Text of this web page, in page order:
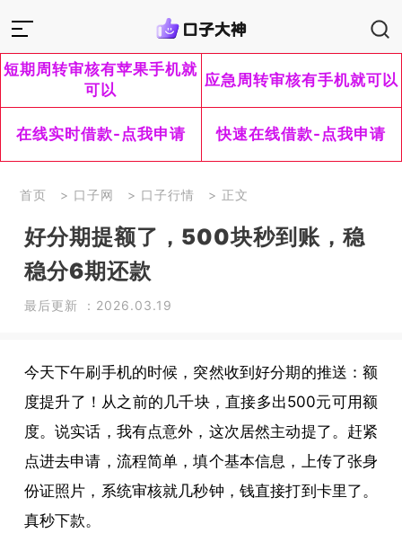
短期周转审核有苹果手机就
可以
应急周转审核有手机就可以
在线实时借款-点我申请 快速在线借款-点我申请
首页 > 口子网 > 口子行情 > 正文
好分期提额了，500块秒到账，稳
稳分6期还款
最后更新 ：2026.03.19
今天下午刷手机的时候，突然收到好分期的推送：额
度提升了！从之前的几千块，直接多出500元可用额
度。说实话，我有点意外，这次居然主动提了。赶紧
点进去申请，流程简单，填个基本信息，上传了张身
份证照片，系统审核就几秒钟，钱直接打到卡里了。
真秒下款。